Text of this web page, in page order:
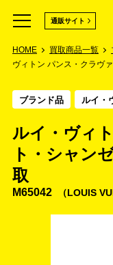
通販サイト
HOME 買取商品一覧
ヴィトン パンス・クラヴ
ブランド品 ルイ・
ルイ・ヴィ
ト・シャン
取
M65042 LOUIS